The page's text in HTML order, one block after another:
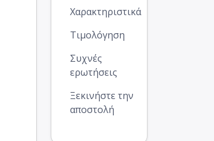
Χαρακτηριστικά
Τιμολόγηση
Συχνές
ερωτήσεις
Ξεκινήστε την
αποστολή